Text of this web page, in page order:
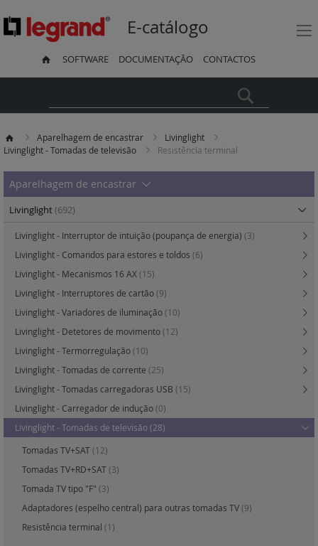
E-catálogo
SOFTWARE DOCUMENTAÇÃO CONTACTOS
Aparelhagem de encastrar
Livinglight
Livinglight - Tomadas de televisão
Resistência terminal
Aparelhagem de encastrar
Livinglight(692)
Livinglight - Interruptor de intuição (poupança de energia) (3)
Livinglight - Comandos para estores e toldos (6)
Livinglight - Mecanismos 16 AX(15)
Livinglight - Interruptores de cartão(9)
Livinglight - Variadores de iluminação(10)
Livinglight - Detetores de movimento(12)
Livinglight - Termorregulação(10)
Livinglight - Tomadas de corrente (25)
Livinglight - Tomadas carregadoras USB (15)
Livinglight - Carregador de indução(0)
Livinglight - Tomadas de televisão(28)
Tomadas TV+SAT(12)
Tomadas TV+RD+SAT(3)
Tomada TV tipo "F" (3)
Adaptadores (espelho central) para outras tomadas TV(9)
Resistência terminal (1)